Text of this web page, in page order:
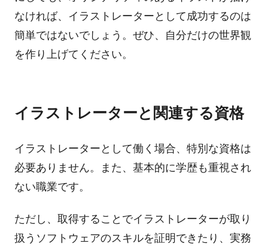
なければ、イラストレーターとして成功するのは
簡単ではないでしょう。ぜひ、自分だけの世界観
を作り上げてください。
イラストレーターと関連する資格
イラストレーターとして働く場合、特別な資格は
必要ありません。
また、基本的に学歴も重視され
ない職業です。
ただし、取得することでイラストレーターが取り
扱うソフトウェアのスキルを証明できたり、実務